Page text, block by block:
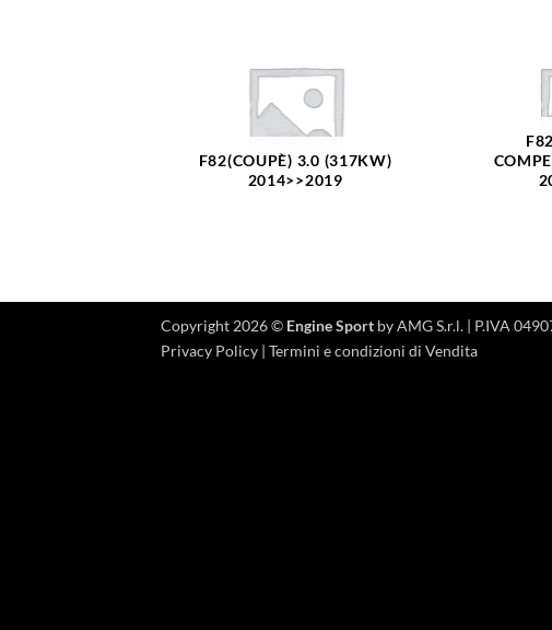
F82(COUPÈ) 3.0 (317KW)
2014>>2019
Copyright 2026 © Engine Sport by AMG S.r.l. | P.IVA
Privacy Policy | Termini e condizioni di Vendita